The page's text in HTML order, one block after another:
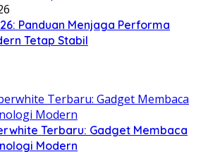
Panduan Menjaga Performa
Tetap Stabil
Terbaru: Gadget Membaca
Modern